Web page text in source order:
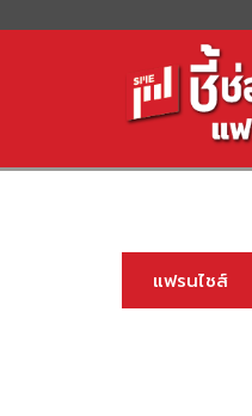
แฟรนไชส์